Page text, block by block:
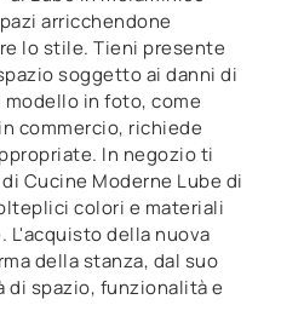
arricchendone
lo stile. Tieni presente
soggetto ai danni di
modello in foto, come
commercio, richiede
In negozio ti
Cucine Moderne Lube di
colori e materiali
L'acquisto della nuova
della stanza, dal suo
spazio, funzionalità e